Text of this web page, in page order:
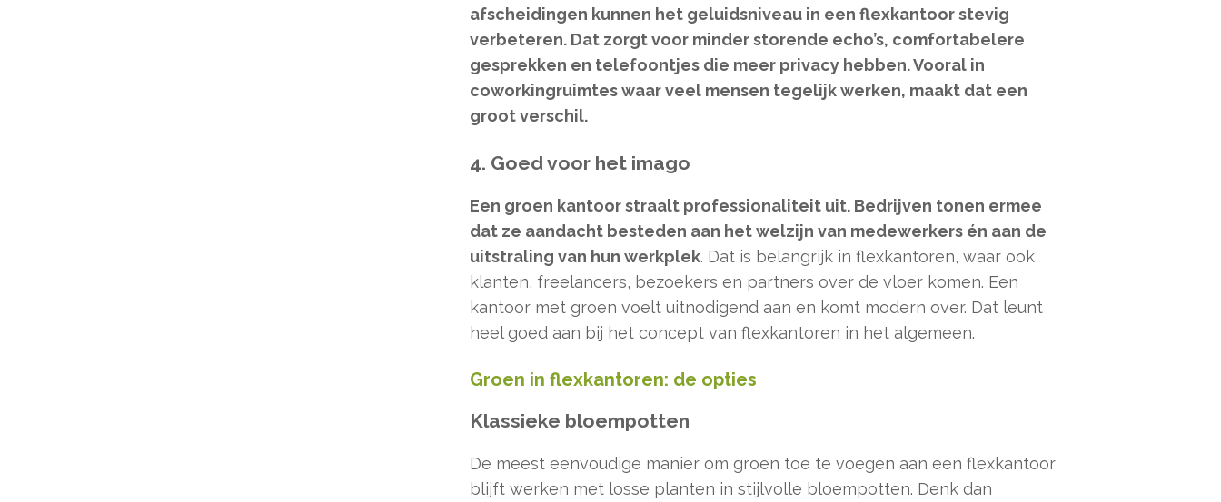
afscheidingen kunnen het geluidsniveau in een flexkantoor stevig
verbeteren. Dat zorgt voor minder storende echo’s, comfortabelere
gesprekken en telefoontjes die meer privacy hebben. Vooral in
coworkingruimtes waar veel mensen tegelijk werken, maakt dat een
groot verschil.
4. Goed voor het imago
Een groen kantoor straalt professionaliteit uit. Bedrijven tonen ermee
dat ze aandacht besteden aan het welzijn van medewerkers én aan de
uitstraling van hun werkplek. Dat is belangrijk in flexkantoren, waar ook
klanten, freelancers, bezoekers en partners over de vloer komen. Een
kantoor met groen voelt uitnodigend aan en komt modern over. Dat leunt
heel goed aan bij het concept van flexkantoren in het algemeen.
Groen in flexkantoren: de opties
Klassieke bloempotten
De meest eenvoudige manier om groen toe te voegen aan een flexkantoor
blijft werken met losse planten in stijlvolle bloempotten. Denk dan